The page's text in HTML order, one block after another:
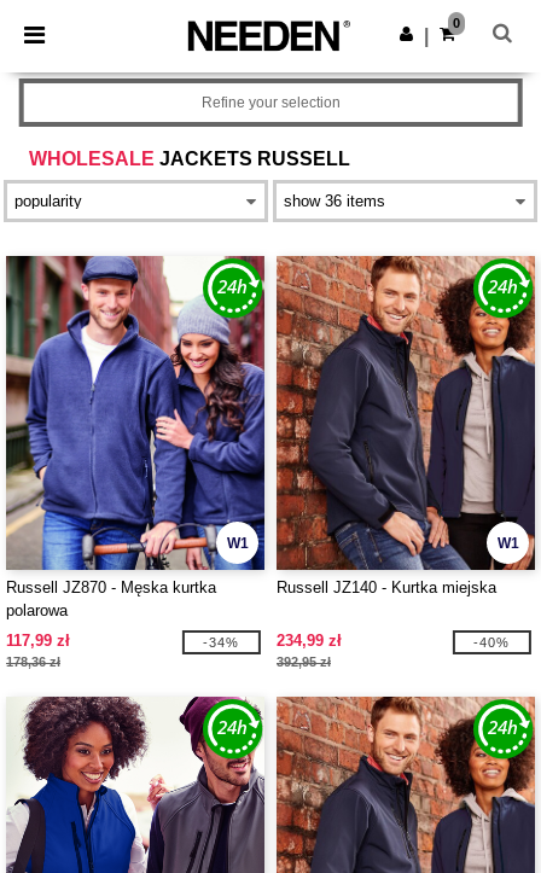
× Aplikacja Needen
Lepsze ceny w aplikacji!
Pobierz app
0
WHOLESALE JACKETS RUSSELL
Refine your selection
W1
Russell JZ870 - Męska kurtka
polarowa
117,99 zł
178,36 zł
-34%
W1
Russell JZ140 - Kurtka miejska
234,99 zł
392,95 zł
-40%